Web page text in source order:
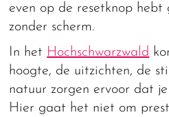
even op de resetknop
zonder scherm.
In het Hochschwarzwald
hoogte, de uitzichten, de
natuur zorgen ervoor dat
Hier gaat het niet om